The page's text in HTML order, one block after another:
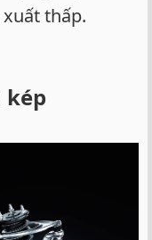
thấp.
kép​